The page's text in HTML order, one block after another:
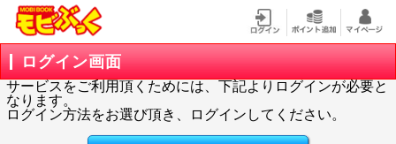
ログイン画面
サービスをご利用頂くためには、下記よりログインが必要と
なります。
ログイン方法をお選び頂き、ログインしてください。